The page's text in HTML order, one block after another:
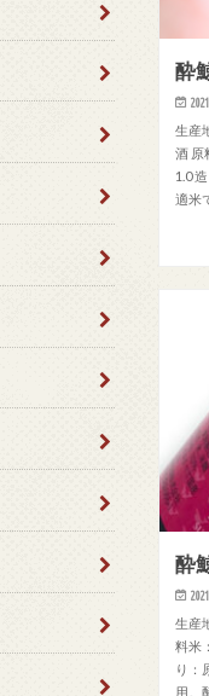
酔
生産
酒 原
1.0
適米
酔
生産
料米
り：
用。